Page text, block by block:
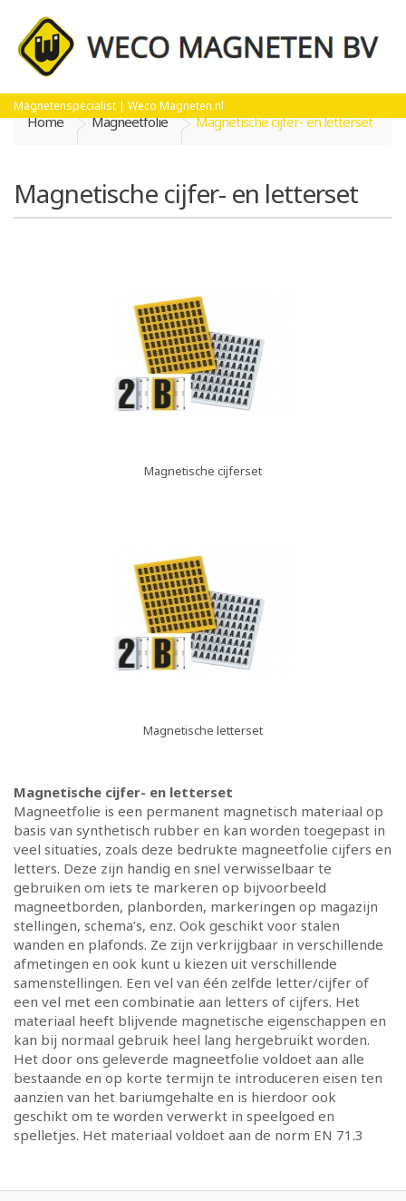
Magnetenspecialist | Weco Magneten.nl
Home Magneetfolie Magnetische cijfer- en letterset
Magnetische cijfer- en letterset
Magnetische cijferset
Magnetische letterset
Magnetische cijfer- en letterset
Magneetfolie is een permanent magnetisch materiaal op
basis van synthetisch rubber en kan worden toegepast in
veel situaties, zoals deze bedrukte magneetfolie cijfers en
letters. Deze zijn handig en snel verwisselbaar te
gebruiken om iets te markeren op bijvoorbeeld
magneetborden, planborden, markeringen op magazijn
stellingen, schema’s, enz. Ook geschikt voor stalen
wanden en plafonds. Ze zijn verkrijgbaar in verschillende
afmetingen en ook kunt u kiezen uit verschillende
samenstellingen. Een vel van één zelfde letter/cijfer of
een vel met een combinatie aan letters of cijfers. Het
materiaal heeft blijvende magnetische eigenschappen en
kan bij normaal gebruik heel lang hergebruikt worden.
Het door ons geleverde magneetfolie voldoet aan alle
bestaande en op korte termijn te introduceren eisen ten
aanzien van het bariumgehalte en is hierdoor ook
geschikt om te worden verwerkt in speelgoed en
spelletjes. Het materiaal voldoet aan de norm EN 71.3